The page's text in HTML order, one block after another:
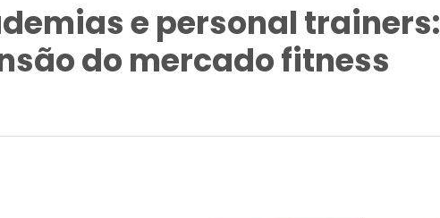
e personal trainers:
do mercado fitness